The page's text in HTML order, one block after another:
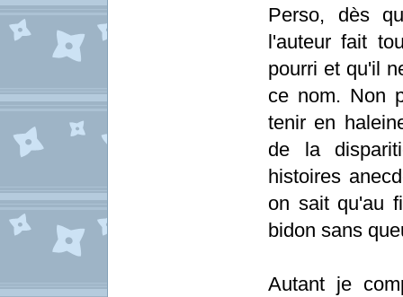
Perso, dès
l'auteur fait
pourri et qu'il
ce nom. Non
tenir en
de la
histoires
on sait qu'au
bidon sans
Autant je